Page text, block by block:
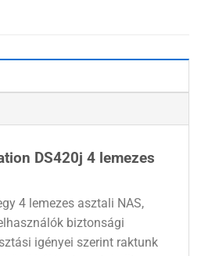
DS420j 4 lemezes
4 lemezes asztali NAS,
biztonsági
igényei szerint raktunk